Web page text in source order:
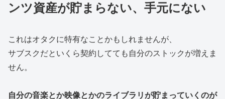
ンツ資産が貯まらない、手元にない
これはオタクに特有なことかもしれませんが、
サブスクだといくら契約してても自分のストックが増えま
せん。
自分の音楽とか映像とかのライブラリが貯まっていくのが